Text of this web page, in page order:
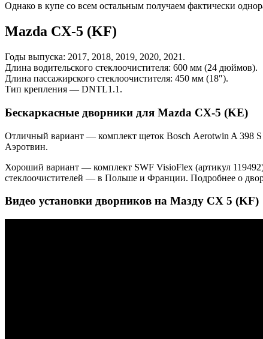
Однако в купе со всем остальным получаем фактически
Mazda CX-5 (KF)
Годы выпуска: 2017, 2018, 2019, 2020, 2021.
Длина водительского стеклоочистителя: 600 мм (24 дюймов).
Длина пассажирского стеклоочистителя: 450 мм (18″).
Тип крепления — DNTL1.1.
Бескаркасные дворники для Mazda CX-5 (KE)
Отличный вариант — комплект щеток Bosch Aerotwin A 398
Аэротвин.
Хороший вариант — комплект SWF VisioFlex (артикул
стеклоочистителей — в Польше и Франции. Подробнее о
Видео установки дворников на Мазду СХ 5 (KF)